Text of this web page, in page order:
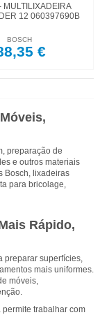
MULTILIXADEIRA
12 060397690B
BOSCH
€
preparação de
e outros materiais
Bosch, lixadeiras
para bricolage,
Rápido,
preparar superfícies,
mais uniformes.
móveis,
trabalhar com